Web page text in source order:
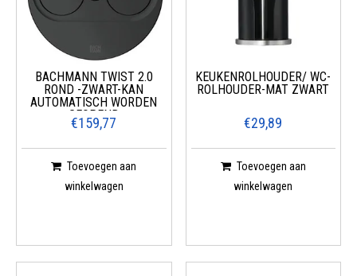
BACHMANN TWIST 2.0
ROND -ZWART-KAN
AUTOMATISCH WORDEN
GEOPEND
€159,77
Toevoegen aan
winkelwagen
KEUKENROLHOUDER/ WC-
ROLHOUDER-MAT ZWART
€29,89
Toevoegen aan
winkelwagen